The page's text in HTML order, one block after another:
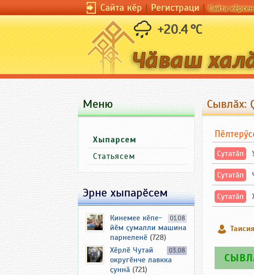
Сайта кӗр|Регистраци|Сайта
+20.4 °C
Сывлӑх:
Сутатӑп
Сутатӑп
Сутатӑп
Меню
Хыпарсем
Статьясем
Эрне хыпарӗсем
01.08
Кинемее кӗпе-
йӗм ҫумалли машина
парнеленӗ (728)
03.08
Хӗрлӗ Чутай
округӗнче лавкка
ҫуннӑ (721)